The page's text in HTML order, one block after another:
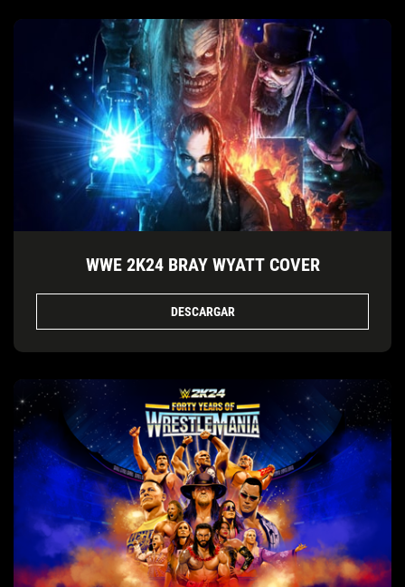
WWE 2K24 BRAY WYATT COVER
DESCARGAR